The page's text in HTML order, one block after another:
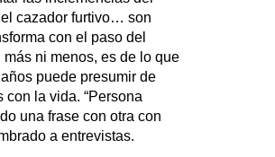
cazador furtivo… son
con el paso del
ni menos, es de lo que
puede presumir de
la vida. “Persona
una frase con otra con
a entrevistas.